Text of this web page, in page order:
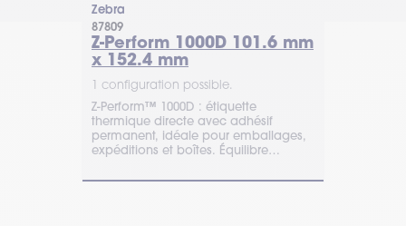
Zebra
87809
Z-Perform 1000D 101.6 mm
x 152.4 mm
1 configuration possible.
Z-Perform™ 1000D : étiquette
thermique directe avec adhésif
permanent, idéale pour emballages,
expéditions et boîtes. Équilibre